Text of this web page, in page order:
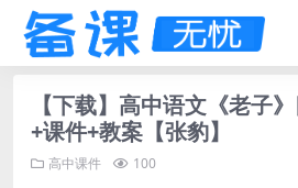
【下载】高中语文《老子
+课件+教案【张豹】
高中课件 100